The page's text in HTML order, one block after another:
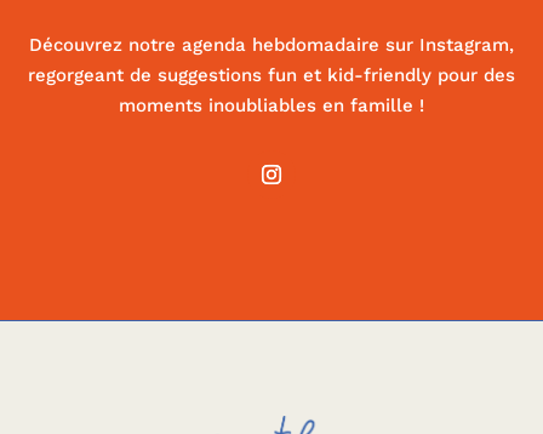
Découvrez notre agenda hebdomadaire sur Instagram,
regorgeant de suggestions fun et kid-friendly pour des
moments inoubliables en famille !